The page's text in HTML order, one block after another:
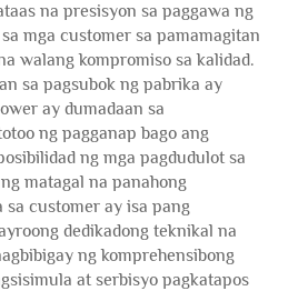
na presisyon sa paggawa ng
mga customer sa pamamagitan
walang kompromiso sa kalidad.
sa pagsubok ng pabrika ay
ay dumadaan sa
ng pagganap bago ang
ng mga pagdudulot sa
matagal na panahong
customer ay isa pang
dedikadong teknikal na
ng komprehensibong
at serbisyo pagkatapos